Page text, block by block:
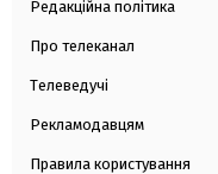
Редакційна політика
Про телеканал
Телеведучі
Рекламодавцям
Правила користування